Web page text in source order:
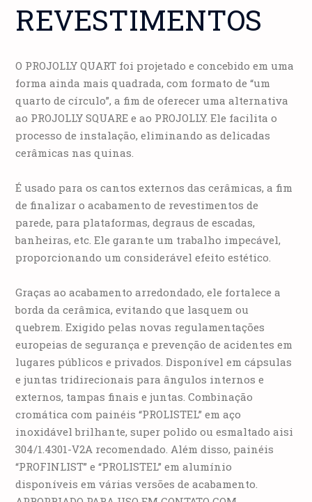
REVESTIMENTOS
O PROJOLLY QUART foi projetado e concebido em uma
forma ainda mais quadrada, com formato de “um
quarto de círculo”, a fim de oferecer uma alternativa
ao PROJOLLY SQUARE e ao PROJOLLY. Ele facilita o
processo de instalação, eliminando as delicadas
cerâmicas nas quinas.
É usado para os cantos externos das cerâmicas, a fim
de finalizar o acabamento de revestimentos de
parede, para plataformas, degraus de escadas,
banheiras, etc. Ele garante um trabalho impecável,
proporcionando um considerável efeito estético.
Graças ao acabamento arredondado, ele fortalece a
borda da cerâmica, evitando que lasquem ou
quebrem. Exigido pelas novas regulamentações
europeias de segurança e prevenção de acidentes em
lugares públicos e privados. Disponível em cápsulas
e juntas tridirecionais para ângulos internos e
externos, tampas finais e juntas. Combinação
cromática com painéis “PROLISTEL” em aço
inoxidável brilhante, super polido ou esmaltado aisi
304/1.4301-V2A recomendado. Além disso, painéis
“PROFINLIST” e “PROLISTEL” em alumínio
disponíveis em várias versões de acabamento.